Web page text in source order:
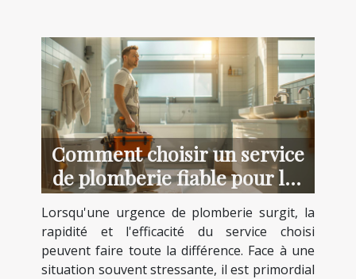
Comment choisir un service
de plomberie fiable pour les
urgences
Lorsqu'une urgence de plomberie surgit, la
rapidité et l'efficacité du service choisi
peuvent faire toute la différence. Face à une
situation souvent stressante, il est primordial